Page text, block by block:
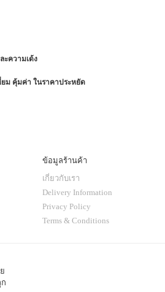
ความเด้ง
ยม คุ้มค่า ในราคาประหยัด
ข้อมูลร้านค้า
เกี่ยวกับเรา
Delivery Information
Privacy Policy
Terms & Conditions